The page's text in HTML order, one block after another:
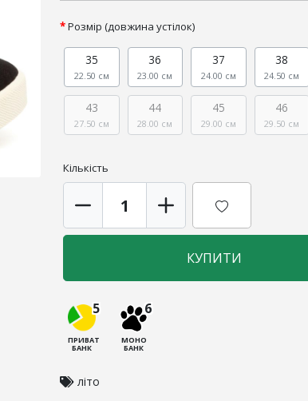
Розмір (довжина устілок)
35
22.50 см
36
23.00 см
37
24.00 см
38
24.50 см
43
27.50 см
44
28.00 см
45
29.00 см
46
29.50 см
Кількість
КУПИТИ
5
ПРИВАТ
БАНК
6
МОНО
БАНК
літо